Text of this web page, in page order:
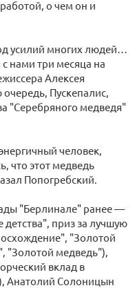
о чем он и
усилий многих людей…
нами три месяца на
Алексея
Пускепалис,
"Серебряного медведя"
человек,
что этот медведь
Попогребский.
"Берлинале" ранее —
детства", приз за лучшую
"Золотой
"Золотой медведь"),
вклад в
Анатолий Солоницын